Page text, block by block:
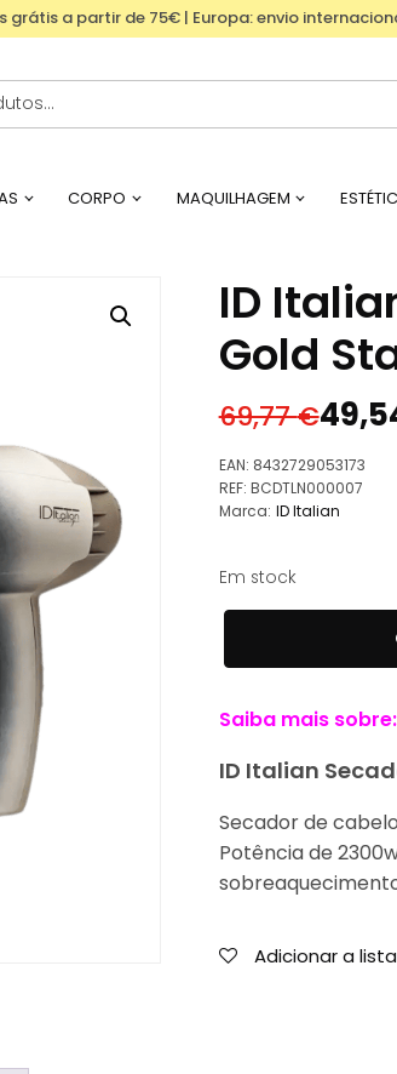
grátis a partir de 75€ | Europa: envio
CORPO MAQUILHAGEM
ID
Gold
69,77€
O
preço
original
era:
O
preço
atual
é:
EAN: 8432729053173
REF: BCDTLN000007
Marca: ID Italian
Em stock
de
Italian
Airlissimo
GTI
2300w
Saiba mais sobre:
ID Italian
Secador de
Potência de
Adicionar a